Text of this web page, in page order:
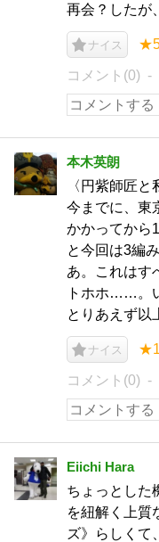
再会？したが
ナイス
コメント(0)
本木英朗
〈円紫師匠
今までに、東
かかってから
と今回は3編
あ。これはす
トホホ……。
とりあえず以
ナイス
コメント(0)
Eiichi Hara
ちょっとした
を紐解く上質
ズ》らしくて